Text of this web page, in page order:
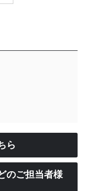
ら
のご担当者様